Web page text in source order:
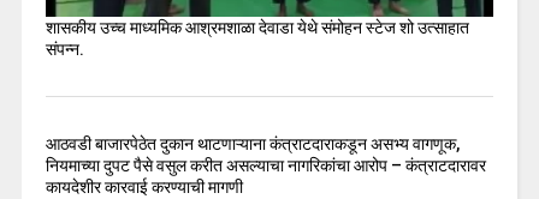
शासकीय उच्च माध्यमिक आश्रमशाळा देवाडा येथे संमोहन स्टेज शो उत्साहात
संपन्न.
आठवडी बाजारपेठेत दुकान थाटणाऱ्याना कंत्राटदाराकडून असभ्य वागणूक,
नियमाच्या दुपट पैसे वसुल करीत असल्याचा नागरिकांचा आरोप – कंत्राटदारावर
कायदेशीर कारवाई करण्याची मागणी